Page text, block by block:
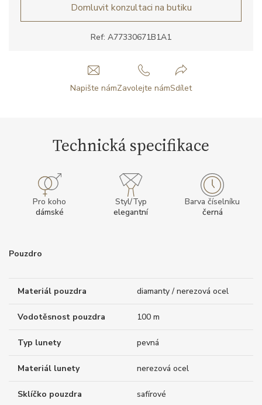
Ref: A77330671B1A1
Domluvit konzultaci na butiku
Napište námZavolejte námSdílet
Technická specifikace
Pro koho
dámské
Styl/Typ
elegantní
Barva číselníku
černá
Pouzdro
Materiál pouzdra diamanty / nerezová ocel
Vodotěsnost pouzdra 100 m
Typ lunety pevná
Materiál lunety nerezová ocel
Sklíčko pouzdra safírové